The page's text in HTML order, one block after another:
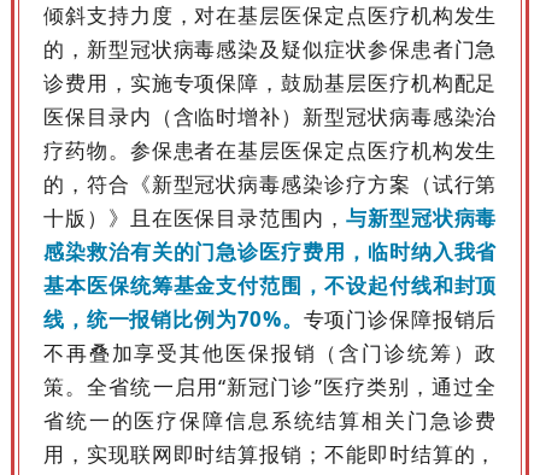
倾斜支持力度，对在基层医保定点医疗机构发生
的，新型冠状病毒感染及疑似症状参保患者门急
诊费用，实施专项保障，鼓励基层医疗机构配足
医保目录内（含临时增补）新型冠状病毒感染治
疗药物。参保患者在基层医保定点医疗机构发生
的，符合《新型冠状病毒感染诊疗方案（试行第
十版）》且在医保目录范围内， 与新型冠状病毒
感染救治有关的门急诊医疗费用， 临时纳入我省
基本医保统筹基金支付范围，不设起付线和封顶
线，统一报销比例为70%。 专项门诊保障报销后
不再叠加享受其他医保报销（含门诊统筹）政
策。全省统一启用“新冠门诊”医疗类别，通过全
省统一的医疗保障信息系统结算相关门急诊费
用，实现联网即时结算报销；不能即时结算的，